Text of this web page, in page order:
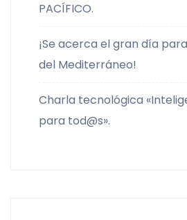
PACÍFICO.
¡Se acerca el gran día
del Mediterráneo!
Charla tecnológica
para tod@s».